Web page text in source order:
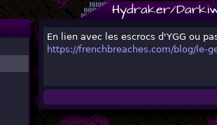
Hydraker/
En lien avec les escrocs d'YGG ou
https://frenchbreaches.com/blog/le-